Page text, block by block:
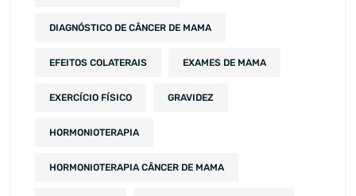
DIAGNÓSTICO DE CÂNCER DE MAMA
EFEITOS COLATERAIS EXAMES DE MAMA
EXERCÍCIO FÍSICO GRAVIDEZ
HORMONIOTERAPIA
HORMONIOTERAPIA CÂNCER DE MAMA